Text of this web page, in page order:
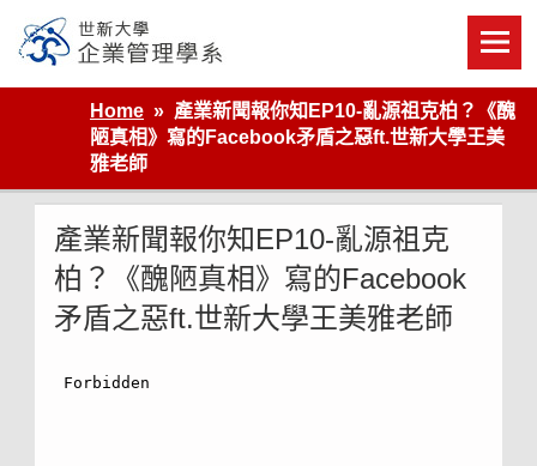
content
世新大學企業管理學系
Home
產業新聞報你知EP10-亂源祖克柏？《醜
陋真相》寫的Facebook矛盾之惡ft.世新大學王美
雅老師
產業新聞報你知EP10-亂源祖克
柏？《醜陋真相》寫的Facebook
矛盾之惡ft.世新大學王美雅老師